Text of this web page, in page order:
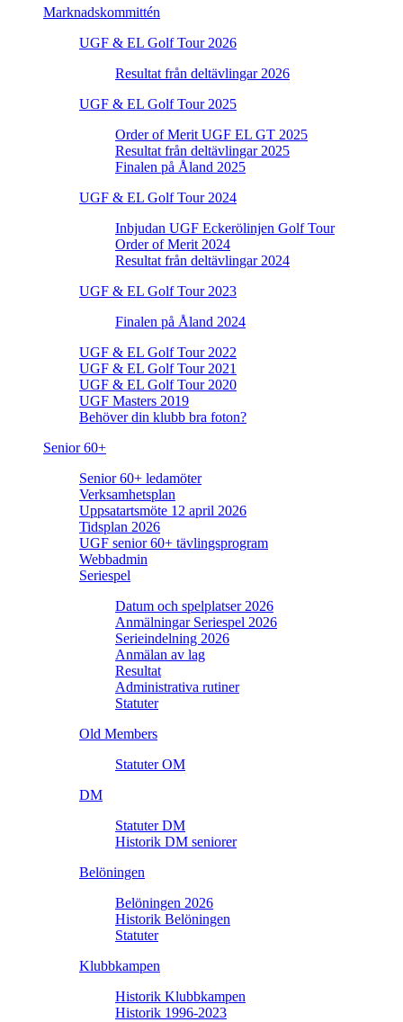
Marknadskommittén
UGF & EL Golf Tour 2026
Resultat från deltävlingar 2026
UGF & EL Golf Tour 2025
Order of Merit UGF EL GT 2025
Resultat från deltävlingar 2025
Finalen på Åland 2025
UGF & EL Golf Tour 2024
Inbjudan UGF Eckerölinjen Golf Tour
Order of Merit 2024
Resultat från deltävlingar 2024
UGF & EL Golf Tour 2023
Finalen på Åland 2024
UGF & EL Golf Tour 2022
UGF & EL Golf Tour 2021
UGF & EL Golf Tour 2020
UGF Masters 2019
Behöver din klubb bra foton?
Senior 60+
Senior 60+ ledamöter
Verksamhetsplan
Uppsatartsmöte 12 april 2026
Tidsplan 2026
UGF senior 60+ tävlingsprogram
Webbadmin
Seriespel
Datum och spelplatser 2026
Anmälningar Seriespel 2026
Serieindelning 2026
Anmälan av lag
Resultat
Administrativa rutiner
Statuter
Old Members
Statuter OM
DM
Statuter DM
Historik DM seniorer
Belöningen
Belöningen 2026
Historik Belöningen
Statuter
Klubbkampen
Historik Klubbkampen
Historik 1996-2023